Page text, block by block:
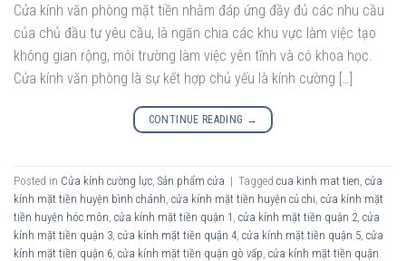
Cửa kính văn phòng mặt tiền nhằm đáp ứng đầy đủ các nhu cầu
của chủ đầu tư yêu cầu, là ngăn chia các khu vực làm việc tạo
không gian rộng, môi trường làm việc yên tĩnh và có khoa học.
Cửa kính văn phòng là sự kết hợp chủ yếu là kính cường […]
CONTINUE READING →
Posted in Cửa kính cường lực Sản phẩm cửa | Tagged cua kinh mat tien cửa
kính mặt tiền huyện bình chánh cửa kính mặt tiền huyện củ chi cửa kính mặt
tiền huyện hóc môn cửa kính mặt tiền quận 1 cửa kính mặt tiền quận 2 cửa
kính mặt tiền quận 3 cửa kính mặt tiền quận 4 cửa kính mặt tiền quận 5 cửa
kính mặt tiền quận 6 cửa kính mặt tiền quận gò vấp cửa kính mặt tiền quận